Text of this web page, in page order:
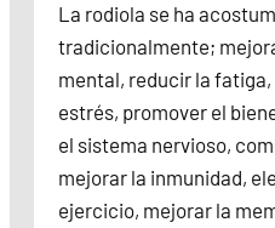
La rodiola se ha
tradicionalmente;
mental, reducir la
estrés, promover el
el sistema nervioso,
mejorar la inmunidad,
ejercicio, mejorar la